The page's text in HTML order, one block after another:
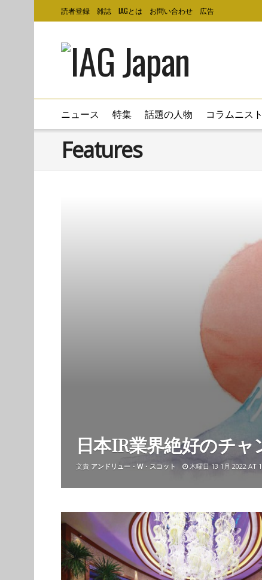
読者登録 雑誌 IAGとは お問い合わせ 広告
ニュース 特集 話題の人物 コラムニスト
Features
日本IR業界絶好のチャ
文責 アンドリュー・W・スコット 木曜日 13 1月 2022 AT